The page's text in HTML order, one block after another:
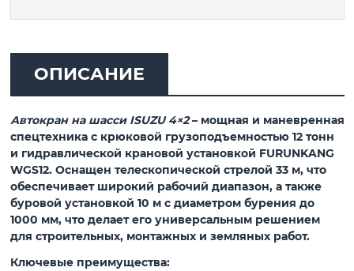
ОПИСАНИЕ
Автокран на шасси ISUZU 4×2– мощная и маневренная
спецтехника с крюковой грузоподъемностью 12 тонн
и гидравлической крановой установкой FURUNKANG
WGS12. Оснащен телескопической стрелой 33 м, что
обеспечивает широкий рабочий диапазон, а также
буровой установкой 10 м с диаметром бурения до
1000 мм, что делает его универсальным решением
для строительных, монтажных и земляных работ.
Ключевые преимущества: